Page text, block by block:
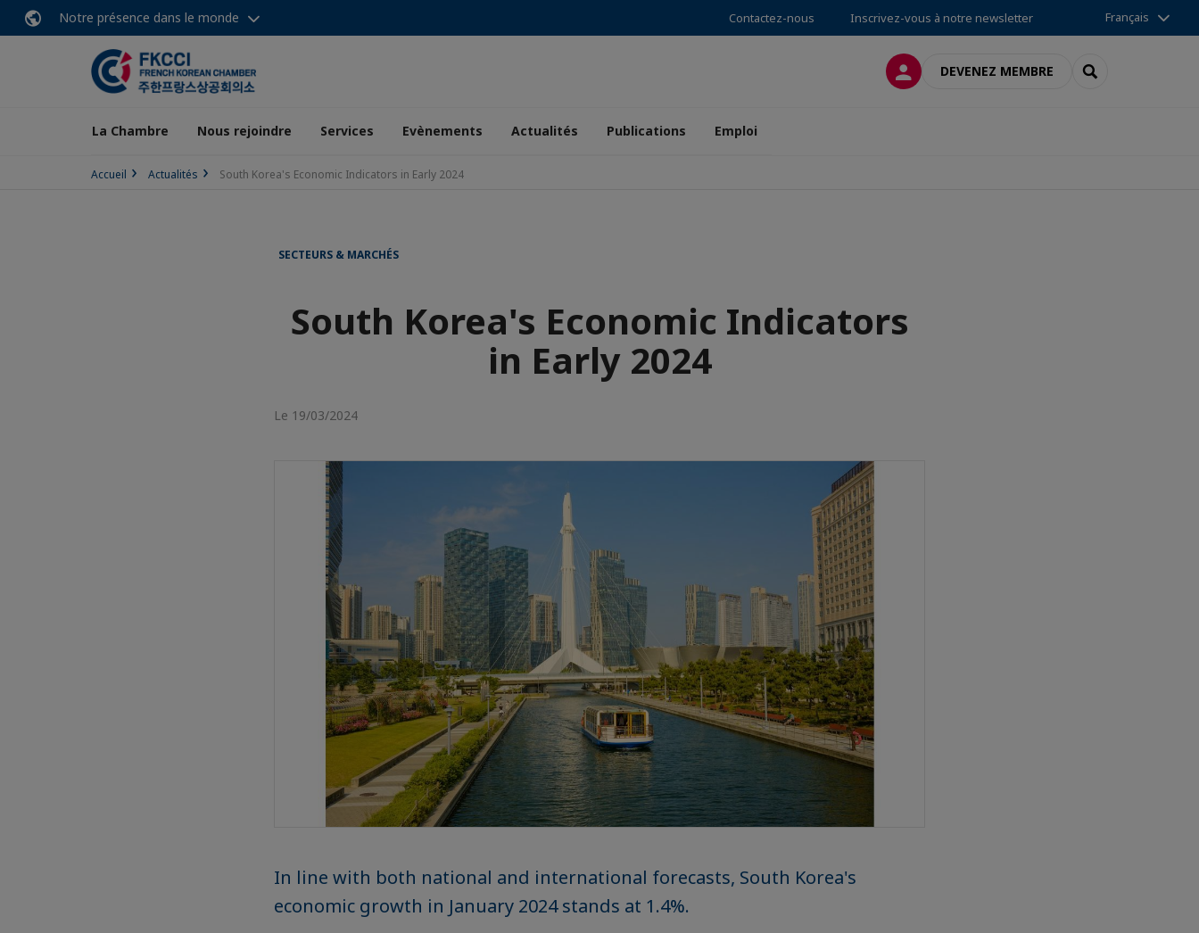
Notre présence dans le monde Contactez-nous Inscrivez-vous à notre newsletter Français
CONNEXIONDEVENEZ MEMBRE RECHERCHER
La Chambre Nous rejoindre Services Evènements Actualités Publications Emploi
Accueil Actualités South Korea's Economic Indicators in Early 2024
SECTEURS & MARCHÉS
South Korea's Economic Indicators
in Early 2024
Le 19/03/2024
In line with both national and international forecasts, South Korea's
economic growth in January 2024 stands at 1.4%.